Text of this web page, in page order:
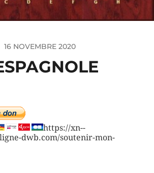
16 NOVEMBRE 2020
https://xn--
dwb.com/soutenir-mon-